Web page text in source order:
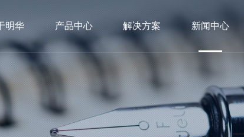
明华 产品中心 解决方案 新闻中心